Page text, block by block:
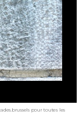
pour toutes les